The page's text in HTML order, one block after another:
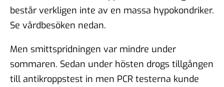
består verkligen inte av en massa hypokondriker.
Se vårdbesöken nedan.
Men smittspridningen var mindre under
sommaren. Sedan under hösten drogs tillgången
till antikroppstest in men PCR testerna kunde